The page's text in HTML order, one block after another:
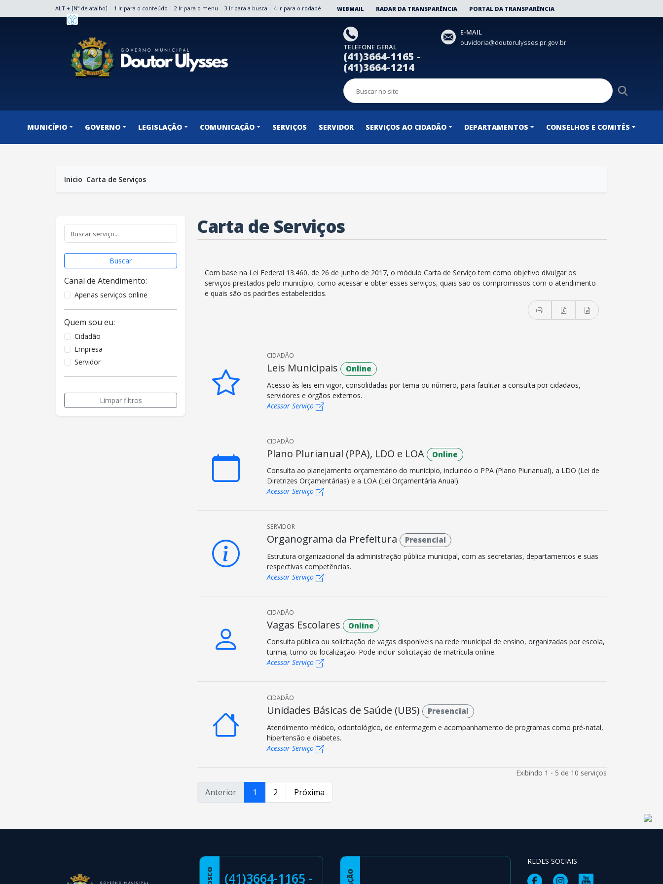
ALT + [Nº de atalho] 1 Ir para o conteúdo 2 Ir para o menu 3 Ir para a busca 4 Ir para o rodapé WEBMAIL RADAR DA TRANSPARÊNCIA
PORTAL DA TRANSPARÊNCIA
TELEFONE GERAL
(41)3664-1165 -
(41)3664-1214
E-MAIL
ouvidoria@doutorulysses.pr.gov.br
MUNICÍPIO GOVERNO LEGISLAÇÃO COMUNICAÇÃO SERVIÇOS SERVIDOR SERVIÇOS AO CIDADÃO DEPARTAMENTOS CONSELHOS E COMITÊS
Inicio Carta de Serviços
Buscar
Canal de Atendimento:
Apenas serviços online
Quem sou eu:
Cidadão
Empresa
Servidor
Limpar filtros
Carta de Serviços
Com base na Lei Federal 13.460, de 26 de junho de 2017, o módulo Carta de Serviço tem como objetivo divulgar os
serviços prestados pelo município, como acessar e obter esses serviços, quais são os compromissos com o atendimento
e quais são os padrões estabelecidos.
CIDADÃO
Leis Municipais Online
Acesso às leis em vigor, consolidadas por tema ou número, para facilitar a consulta por cidadãos,
servidores e órgãos externos.
Acessar Serviço
CIDADÃO
Plano Plurianual (PPA), LDO e LOA Online
Consulta ao planejamento orçamentário do município, incluindo o PPA (Plano Plurianual), a LDO (Lei de
Diretrizes Orçamentárias) e a LOA (Lei Orçamentária Anual).
Acessar Serviço
SERVIDOR
Organograma da Prefeitura Presencial
Estrutura organizacional da administração pública municipal, com as secretarias, departamentos e suas
respectivas competências.
Acessar Serviço
CIDADÃO
Vagas Escolares Online
Consulta pública ou solicitação de vagas disponíveis na rede municipal de ensino, organizadas por escola,
turma, turno ou localização. Pode incluir solicitação de matrícula online.
Acessar Serviço
CIDADÃO
Unidades Básicas de Saúde (UBS) Presencial
Atendimento médico, odontológico, de enfermagem e acompanhamento de programas como pré-natal,
hipertensão e diabetes.
Acessar Serviço
Exibindo 1 - 5 de 10 serviços
Anterior 1 2 Próxima
(41)3664-1165 -
REDES SOCIAIS